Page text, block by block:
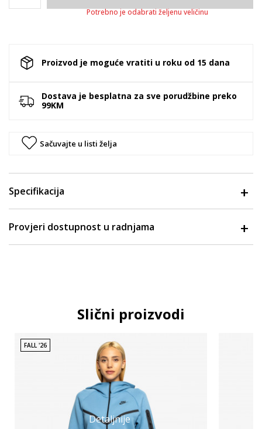
Potrebno je odabrati željenu veličinu
Proizvod je moguće vratiti u roku od 15 dana
Dostava je besplatna za sve porudžbine preko
99KM
Sačuvajte u listi želja
Specifikacija
Provjeri dostupnost u radnjama
Slični proizvodi
Detaljnije
FALL '26